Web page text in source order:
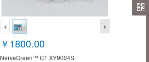
￥1800.00
NerveGreen™ C1 XY9004S